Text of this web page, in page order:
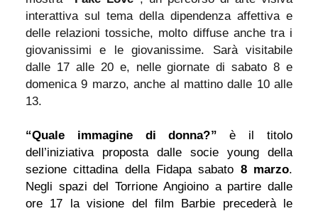
interattiva sul tema della dipendenza affettiva e
delle relazioni tossiche, molto diffuse anche tra i
giovanissimi e le giovanissime. Sarà visitabile
dalle 17 alle 20 e, nelle giornate di sabato 8 e
domenica 9 marzo, anche al mattino dalle 10 alle
13.
“Quale immagine di donna?” è il titolo
dell’iniziativa proposta dalle socie young della
sezione cittadina della Fidapa sabato 8 marzo.
Negli spazi del Torrione Angioino a partire dalle
ore 17 la visione del film Barbie precederà le